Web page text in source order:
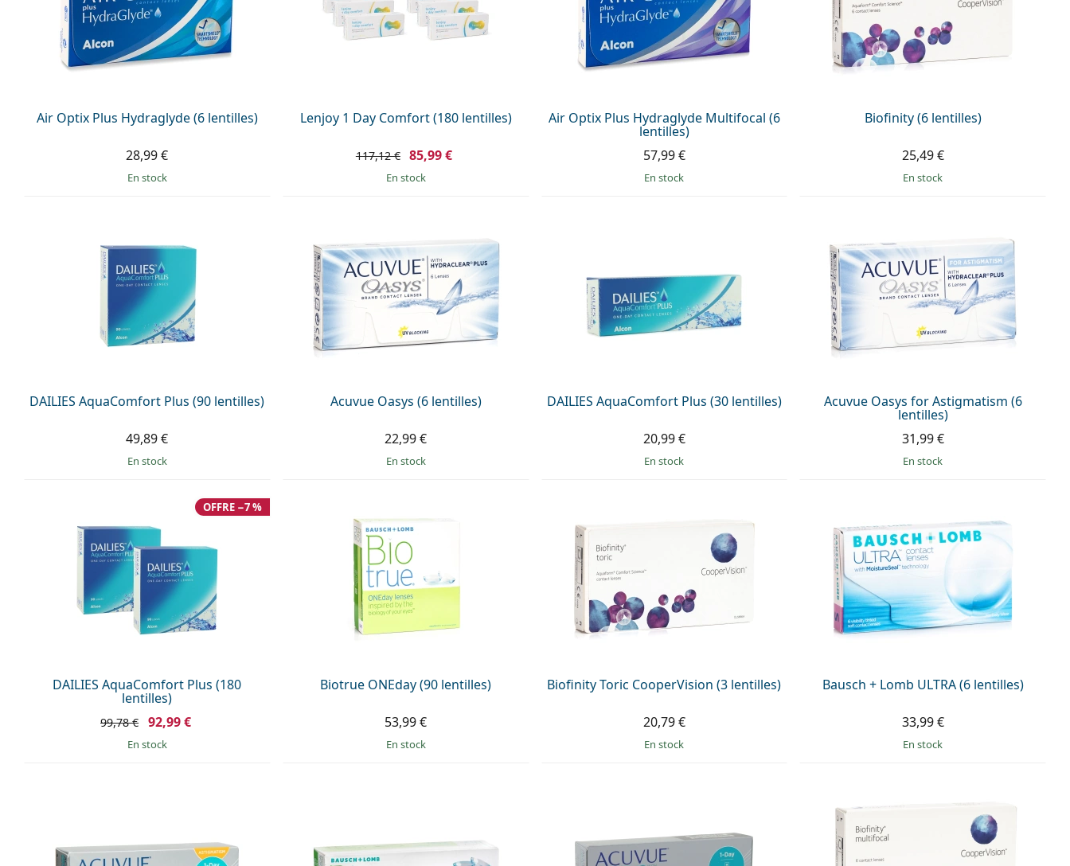
Air Optix Plus Hydraglyde (6 lentilles)
28,99 €
en stock
Lenjoy 1 Day Comfort (180 lentilles)
117,12 € 85,99 €
en stock
Air Optix Plus Hydraglyde Multifocal (6
lentilles)
57,99 €
en stock
Biofinity (6 lentilles)
25,49 €
en stock
DAILIES AquaComfort Plus (90 lentilles)
49,89 €
en stock
Acuvue Oasys (6 lentilles)
22,99 €
en stock
DAILIES AquaComfort Plus (30 lentilles)
20,99 €
en stock
Acuvue Oasys for Astigmatism (6
lentilles)
31,99 €
en stock
DAILIES AquaComfort Plus (180
lentilles)
OFFRE −7 %
99,78 € 92,99 €
en stock
Biotrue ONEday (90 lentilles)
53,99 €
en stock
Biofinity Toric CooperVision (3 lentilles)
20,79 €
en stock
Bausch + Lomb ULTRA (6 lentilles)
33,99 €
en stock